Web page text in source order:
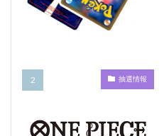
抽選情報